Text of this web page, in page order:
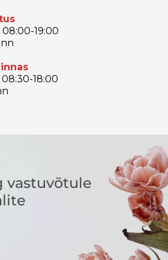
19:00
18:00
vastuvõtule